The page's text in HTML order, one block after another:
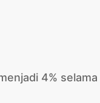
4% selama